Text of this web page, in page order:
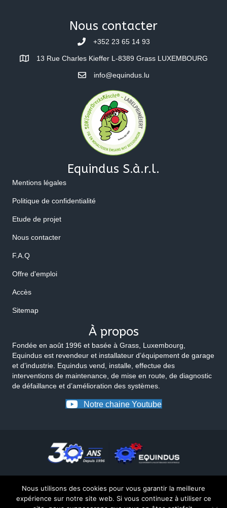
Nous contacter
+352 23 65 14 93
13 Rue Charles Kieffer L-8389 Grass LUXEMBOURG
info@equindus.lu
Equindus S.à.r.l.
Mentions légales
Politique de confidentialité
Etude de projet
Nous contacter
F.A.Q
Offre d'emploi
Accès
Sitemap
À propos
Fondée en août 1996 et basée à Grass, Luxembourg,
Equindus est revendeur et installateur d’équipement de garage
et d’industrie. Equindus vend, installe, effectue des
interventions de maintenance, de mise en route, de diagnostic
de défaillance et d’amélioration des systèmes.
Notre chaine Youtube
Nous utilisons des cookies pour vous garantir la meilleure
expérience sur notre site web. Si vous continuez à utiliser ce